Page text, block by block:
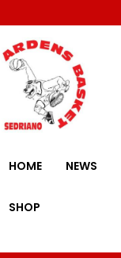
HOME NEWS
SHOP